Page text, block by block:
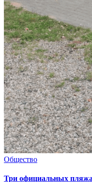
Общество
Три официальных